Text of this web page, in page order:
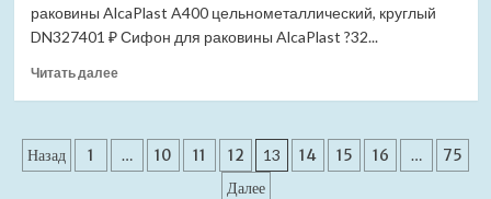
Morava
MKA0102Z
(Лучшая
раковины AlcaPlast A400 цельнометаллический, круглый
DN327401 ₽ Сифон для раковины AlcaPlast ?32...
Читать далееПрочитать
раковины
Пагинация
Назад 1 … 10 11 12 13 14 15 16 …
75
Далее